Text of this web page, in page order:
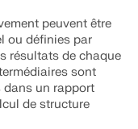
peuvent être
ou définies par
résultats de chaque
sont
dans un rapport
de structure